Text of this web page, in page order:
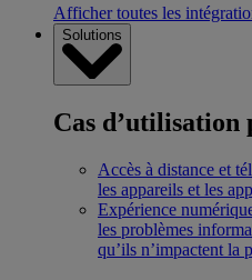
Afficher toutes les
Solutions
Cas d’utilisation
Accès à distance et
les appareils et les
Expérience
les problèmes
qu’ils n’impactent la